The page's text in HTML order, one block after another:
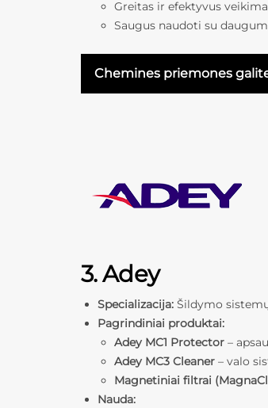
Greitas ir efektyvus
Saugus naudoti su
Chemines priemones
3. Adey
Specializacija: Šildymo
Pagrindiniai produktai:
Adey MC1 Protector –
Adey MC3 Cleaner – valo
Magnetiniai filtrai
Nauda: